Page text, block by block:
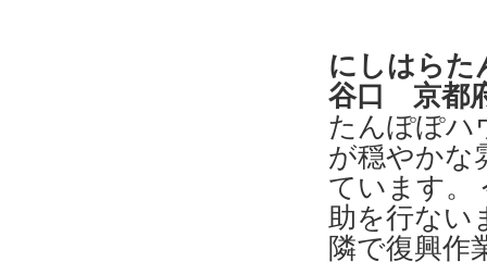
にしはら
谷口 京都
たんぽぽハ
が穏やかな
ています。
助を行ない
隣で復興作